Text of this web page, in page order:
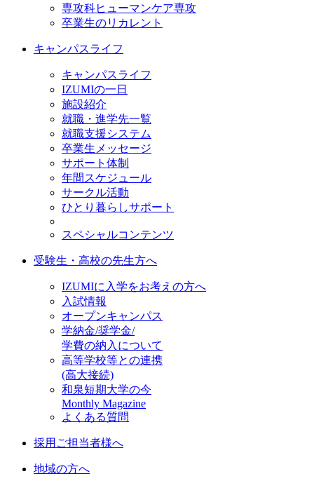
専攻科ヒューマンケア専攻
卒業生のリカレント
キャンパスライフ
キャンパスライフ
IZUMIの一日
施設紹介
就職・進学先一覧
就職支援システム
卒業生メッセージ
サポート体制
年間スケジュール
サークル活動
ひとり暮らしサポート
スペシャルコンテンツ
受験生・高校の先生方へ
IZUMIに入学をお考えの方へ
入試情報
オープンキャンパス
学納金/奨学金/
学費の納入について
高等学校等との連携
(高大接続)
和泉短期大学の今
Monthly Magazine
よくある質問
採用ご担当者様へ
地域の方へ